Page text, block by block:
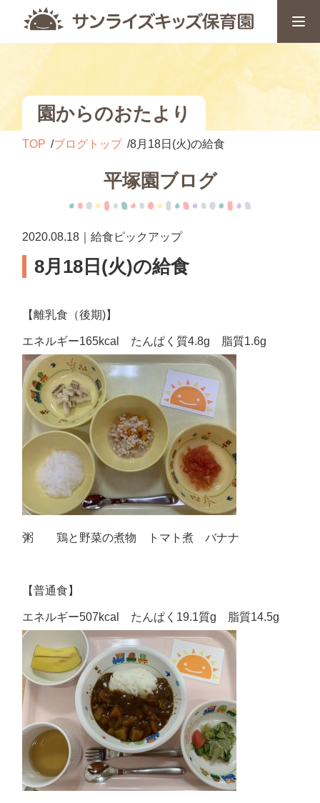
園からのおたより
TOP ブログトップ 8月18日(火)の給食
平塚園ブログ
2020.08.18｜給食ピックアップ
8月18日(火)の給食
【離乳食（後期)】
エネルギー165kcal たんぱく質4.8g 脂質1.6g
粥 鶏と野菜の煮物 トマト煮 バナナ
【普通食】
エネルギー507kcal たんぱく19.1質g 脂質14.5g